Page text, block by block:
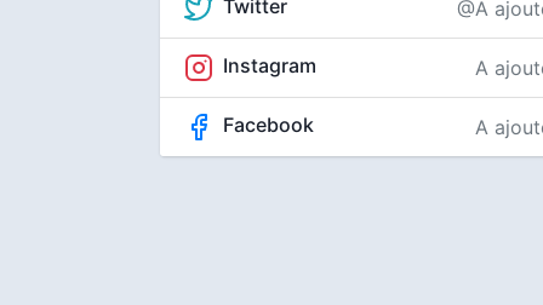
Twitter @A
Instagram A
Facebook A